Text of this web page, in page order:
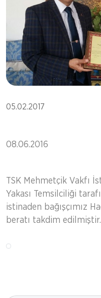
05.02.2017
08.06.2016
TSK Mehmetçik Vakfı
Yakası Temsilciliği
istinaden bağışçımız
beratı takdim edilmiştir.